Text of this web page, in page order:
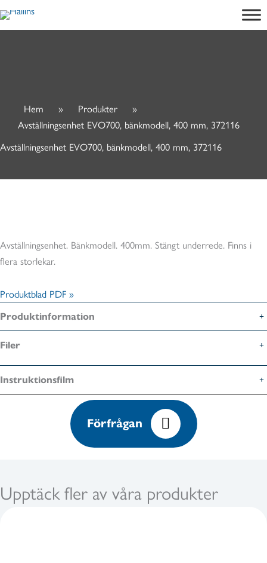
Hoppa
till
Hem » Produkter
»
Avställningsenhet EVO700, bänkmodell, 400 mm, 372116
Avställningsenhet EVO700, bänkmodell, 400 mm, 372116
Avställningsenhet. Bänkmodell. 400mm. Stängt underrede. Finns i
flera storlekar.
Produktblad PDF »
Produktinformation
Filer
Instruktionsfilm
Förfrågan
Upptäck fler av våra produkter